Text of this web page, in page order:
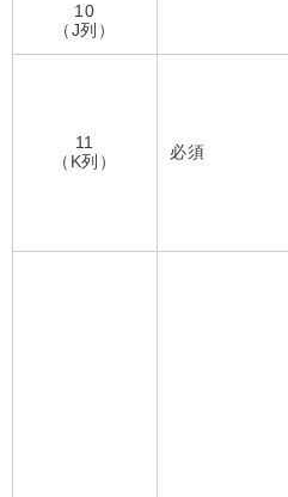
10
（J列）
11
（K列）
必須